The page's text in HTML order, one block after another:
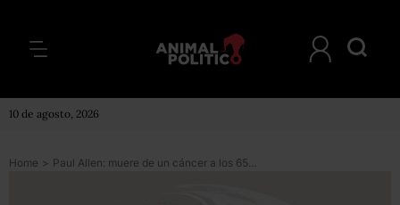
10 de agosto, 2026
Home > Paul Allen: muere de un cáncer a los 65 años el cofundador de Microsoft